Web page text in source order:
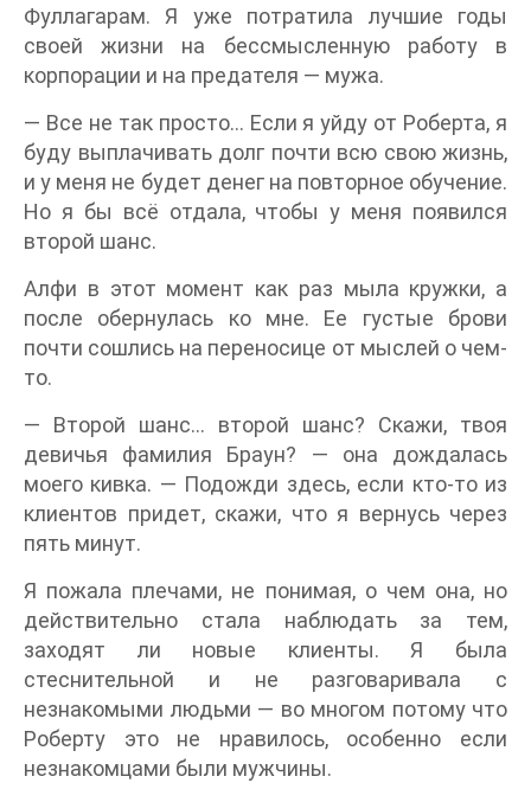
Фуллагарам. Я уже потратила лучшие годы
своей жизни на бессмысленную работу в
корпорации и на предателя — мужа.
— Все не так просто… Если я уйду от Роберта, я
буду выплачивать долг почти всю свою жизнь,
и у меня не будет денег на повторное обучение.
Но я бы всё отдала, чтобы у меня появился
второй шанс.
Алфи в этот момент как раз мыла кружки, а
после обернулась ко мне. Ее густые брови
почти сошлись на переносице от мыслей о чем-
то.
— Второй шанс… второй шанс? Скажи, твоя
девичья фамилия Браун? — она дождалась
моего кивка. — Подожди здесь, если кто-то из
клиентов придет, скажи, что я вернусь через
пять минут.
Я пожала плечами, не понимая, о чем она, но
действительно стала наблюдать за тем,
заходят ли новые клиенты. Я была
стеснительной и не разговаривала с
незнакомыми людьми — во многом потому что
Роберту это не нравилось, особенно если
незнакомцами были мужчины.